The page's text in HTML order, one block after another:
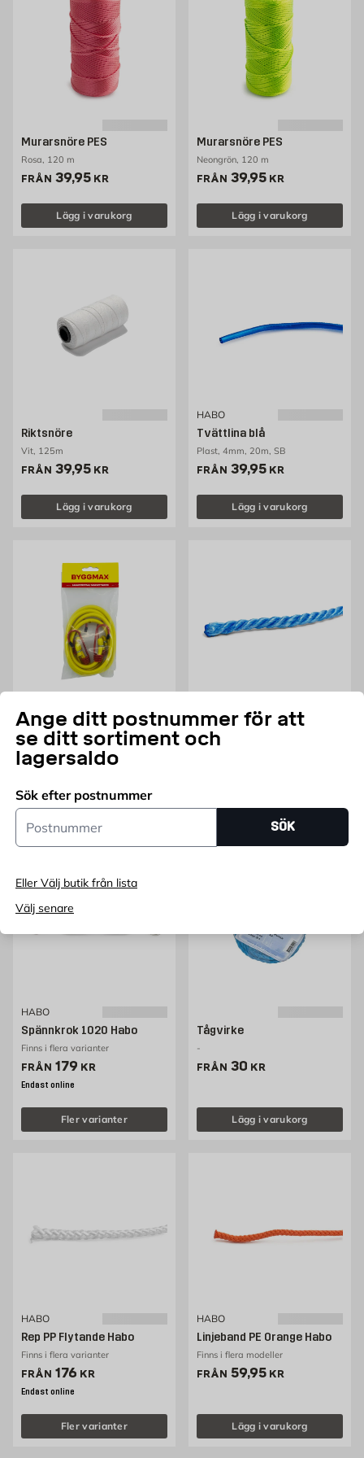
Ange ditt postnummer för att
se ditt sortiment och
lagersaldo
Sök efter postnummer
Postnummer
SÖK
Eller Välj butik från lista
Välj senare
Murarsnöre PES
Rosa, 120 m
FRÅN Pris 39.95 kr
39,95 KR
Lägg i varukorg
Murarsnöre PES
Neongrön, 120 m
FRÅN Pris 39.95 kr
39,95 KR
Lägg i varukorg
Riktsnöre
Vit, 125m
FRÅN Pris 39.95 kr
39,95 KR
Lägg i varukorg
HABO
Tvättlina blå
Plast, 4mm, 20m, SB
FRÅN Pris 39.95 kr
39,95 KR
Lägg i varukorg
Bagagestropp 7,5 x 800 mm
2-pack
800mm 2 - Pack
Lägg i varukorg
Rep PP
HABO
Spännkrok 1020 Habo
Finns i flera varianter
FRÅN Pris 179 kr
179 KR
Endast online
Fler varianter
Tågvirke
-
FRÅN Pris 30 kr
30 KR
Lägg i varukorg
HABO
Rep PP Flytande Habo
Finns i flera varianter
FRÅN Pris 176 kr
176 KR
Endast online
Fler varianter
HABO
Linjeband PE Orange Habo
Finns i flera modeller
FRÅN Pris 59.95 kr
59,95 KR
Lägg i varukorg